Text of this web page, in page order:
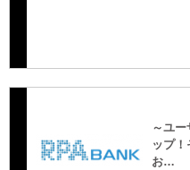
～ユ
ップ
お…